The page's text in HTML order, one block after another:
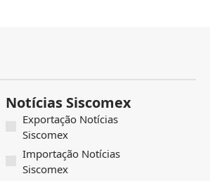
Notícias Siscomex
Exportação Notícias
Siscomex
Importação Notícias
Siscomex